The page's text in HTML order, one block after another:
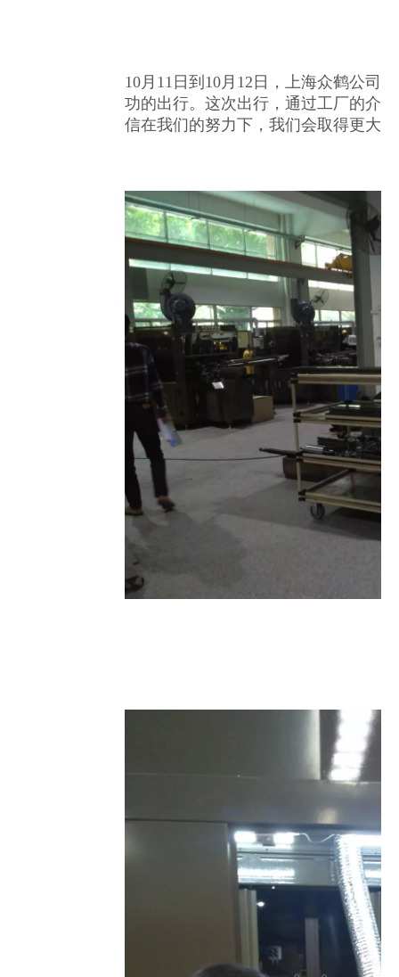
10月11日到10月12日，上海众鹤公司
功的出行。这次出行，通过工厂的介
信在我们的努力下，我们会取得更大